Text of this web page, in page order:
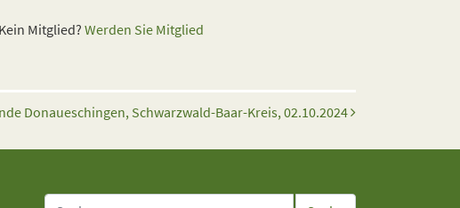
Mitglied?Werden Sie Mitglied
Donaueschingen, Schwarzwald-Baar-Kreis, 02.10.2024
Suche